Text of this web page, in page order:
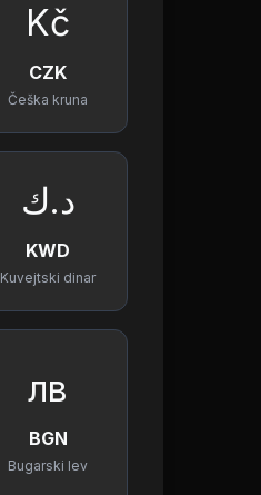
Kč
CZK
Češka kruna
د.ك
KWD
Kuvejtski dinar
лв
BGN
Bugarski lev